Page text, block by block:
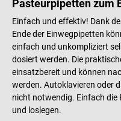
Pasteurpipetten zum
Einfach und effektiv! Dank
Ende der Einwegpipetten
einfach und unkompliziert
dosiert werden. Die
einsatzbereit und können
werden. Autoklavieren oder
nicht notwendig. Einfach die
und loslegen.